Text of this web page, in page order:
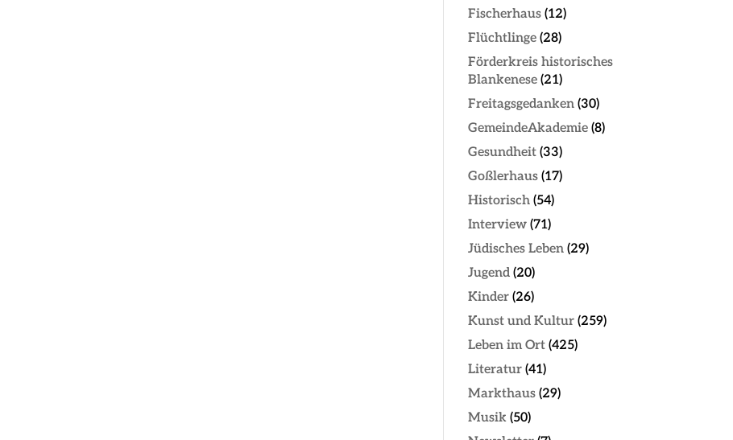
Fischerhaus (12)
Flüchtlinge (28)
Förderkreis historisches
Blankenese (21)
Freitagsgedanken (30)
GemeindeAkademie (8)
Gesundheit (33)
Goßlerhaus (17)
Historisch (54)
Interview (71)
Jüdisches Leben (29)
Jugend (20)
Kinder (26)
Kunst und Kultur (259)
Leben im Ort (425)
Literatur (41)
Markthaus (29)
Musik (50)